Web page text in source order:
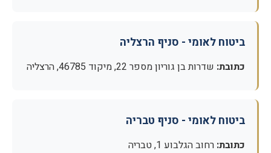
ביטוח לאומי - סניף הרצליה
כתובת: שדרות בן גוריון מספר 22, מיקוד 46785, הרצליה
ביטוח לאומי - סניף טבריה
כתובת: רחוב הגלבוע 1, טבריה